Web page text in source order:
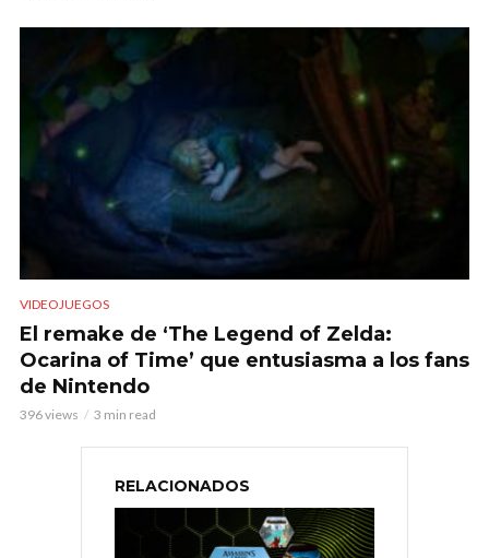
VIDEOJUEGOS
El remake de ‘The Legend of Zelda:
Ocarina of Time’ que entusiasma a los fans
de Nintendo
396 views 3 min read
RELACIONADOS